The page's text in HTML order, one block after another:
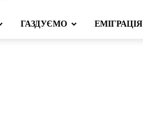
ГАЗДУЄМО ЕМІГРАЦІЯ